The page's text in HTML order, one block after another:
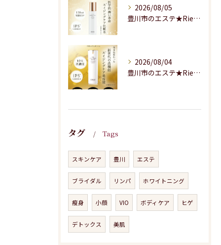
2026/08/05
豊川市のエステ★Riesaの商品のご紹介★
2026/08/04
豊川市のエステ★Riesaの商品のご紹介
タグ Tags
スキンケア 豊川 エステ
ブライダル リンパ ホワイトニング
瘦身 小顔 VIO ボディケア ヒゲ
デトックス 美肌